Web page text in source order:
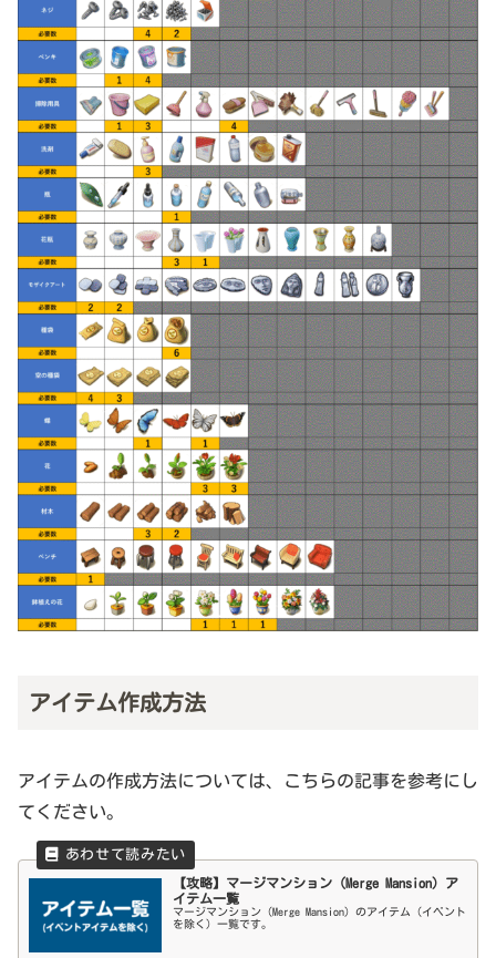
アイテム作成方法
アイテムの作成方法については、こちらの記事を参考にし
てください。
【攻略】マージマンション（Merge Mansion）ア
イテム一覧
マージマンション（Merge Mansion）のアイテム（イベント
を除く）一覧です。